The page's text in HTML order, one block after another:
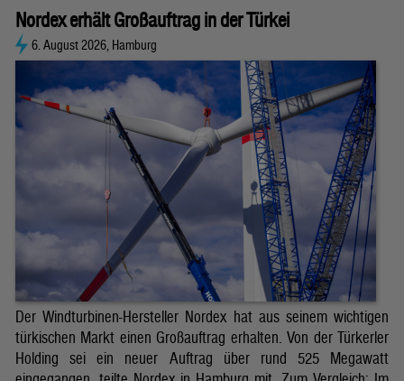
Nordex erhält Großauftrag in der Türkei
6. August 2026, Hamburg
Der Windturbinen-Hersteller Nordex hat aus seinem wichtigen
türkischen Markt einen Großauftrag erhalten. Von der Türkerler
Holding sei ein neuer Auftrag über rund 525 Megawatt